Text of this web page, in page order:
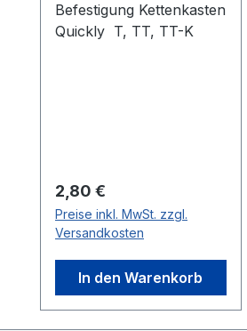
Befestigung Kettenkasten
Quickly T, TT, TT-K
Regulärer Preis:
2,80 €
Preise inkl. MwSt. zzgl.
Versandkosten
In den Warenkorb